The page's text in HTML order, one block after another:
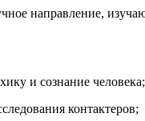
направление,
и сознание человека;
контактеров;